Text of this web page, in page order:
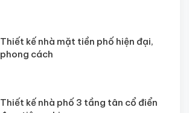
Thiết kế nhà mặt tiền phố hiện đại,
phong cách
Thiết kế nhà phố 3 tầng tân cổ điển